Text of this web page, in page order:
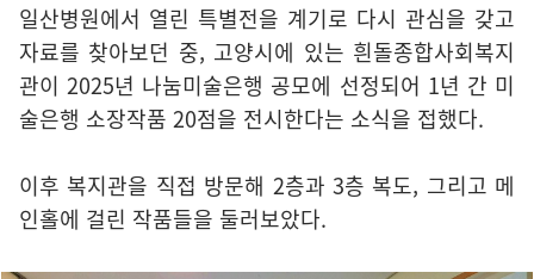
일산병원에서 열린 특별전을 계기로 다시 관심을 갖고
자료를 찾아보던 중, 고양시에 있는 흰돌종합사회복지
관이 2025년 나눔미술은행 공모에 선정되어 1년 간 미
술은행 소장작품 20점을 전시한다는 소식을 접했다.
이후 복지관을 직접 방문해 2층과 3층 복도, 그리고 메
인홀에 걸린 작품들을 둘러보았다.